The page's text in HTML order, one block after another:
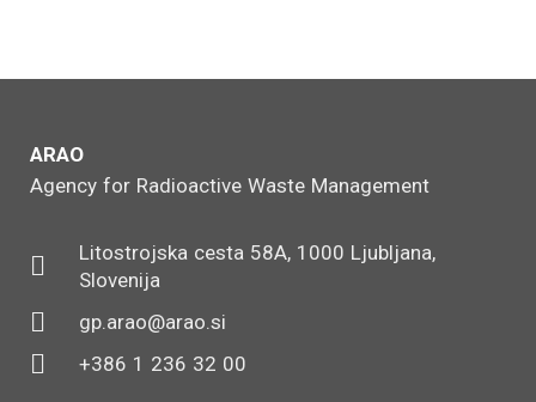
ARAO
Agency for Radioactive Waste Management
Litostrojska cesta 58A, 1000 Ljubljana,
Slovenija
gp.arao@arao.si
+386 1 236 32 00